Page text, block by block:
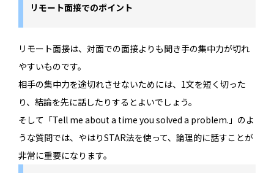
リモート面接でのポイント
リモート面接は、対面での面接よりも聞き手の集中力が切れ
やすいものです。
相手の集中力を途切れさせないためには、1文を短く切った
り、結論を先に話したりするとよいでしょう。
そして「Tell me about a time you solved a problem.」のよ
うな質問では、やはりSTAR法を使って、論理的に話すことが
非常に重要になります。